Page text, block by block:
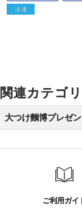
冷凍
関連カテゴリ
大つけ麵博プレゼ
ご利用ガイ